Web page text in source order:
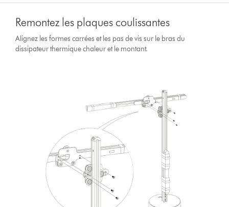
Remontez les plaques coulissantes
Alignez les formes carrées et les pas de vis sur le bras du
dissipateur thermique chaleur et le montant.